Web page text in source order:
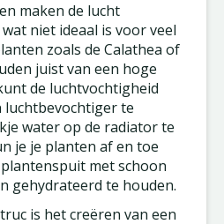
maken de lucht
niet ideaal is voor veel
zoals de Calathea of
juist van een hoge
de luchtvochtigheid
te
water op de radiator te
je je planten af en toe
met schoon
gehydrateerd te houden.
is het creëren van een